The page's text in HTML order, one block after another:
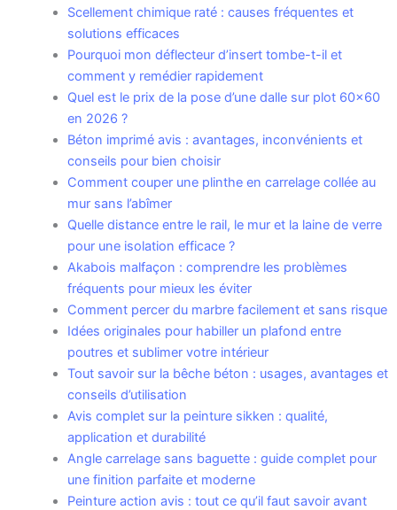
Scellement chimique raté : causes fréquentes et
solutions efficaces
Pourquoi mon déflecteur d’insert tombe-t-il et
comment y remédier rapidement
Quel est le prix de la pose d’une dalle sur plot 60×60
en 2026 ?
Béton imprimé avis : avantages, inconvénients et
conseils pour bien choisir
Comment couper une plinthe en carrelage collée au
mur sans l’abîmer
Quelle distance entre le rail, le mur et la laine de verre
pour une isolation efficace ?
Akabois malfaçon : comprendre les problèmes
fréquents pour mieux les éviter
Comment percer du marbre facilement et sans risque
Idées originales pour habiller un plafond entre
poutres et sublimer votre intérieur
Tout savoir sur la bêche béton : usages, avantages et
conseils d’utilisation
Avis complet sur la peinture sikken : qualité,
application et durabilité
Angle carrelage sans baguette : guide complet pour
une finition parfaite et moderne
Peinture action avis : tout ce qu’il faut savoir avant